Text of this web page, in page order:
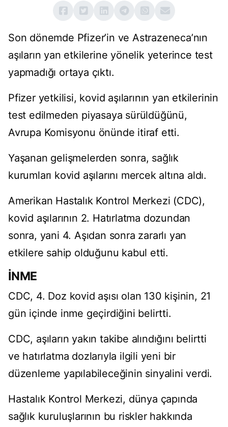
Son dönemde Pfizer’in ve Astrazeneca’nın
aşıların yan etkilerine yönelik yeterince test
yapmadığı ortaya çıktı.
Pfizer yetkilisi, kovid aşılarının yan etkilerinin
test edilmeden piyasaya sürüldüğünü,
Avrupa Komisyonu önünde itiraf etti.
Yaşanan gelişmelerden sonra, sağlık
kurumları kovid aşılarını mercek altına aldı.
Amerikan Hastalık Kontrol Merkezi (CDC),
kovid aşılarının 2. Hatırlatma dozundan
sonra, yani 4. Aşıdan sonra zararlı yan
etkilere sahip olduğunu kabul etti.
İNME
CDC, 4. Doz kovid aşısı olan 130 kişinin, 21
gün içinde inme geçirdiğini belirtti.
CDC, aşıların yakın takibe alındığını belirtti
ve hatırlatma dozlarıyla ilgili yeni bir
düzenleme yapılabileceğinin sinyalini verdi.
Hastalık Kontrol Merkezi, dünya çapında
sağlık kuruluşlarının bu riskler hakkında